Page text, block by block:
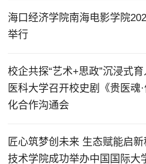
海口经济学院南海电影学院
举行
校企共探“艺术+思政”沉浸式
医科大学召开校史剧《贵医魂
化合作沟通会
匠心筑梦创未来 生态赋能启
技术学院成功举办中国国际大